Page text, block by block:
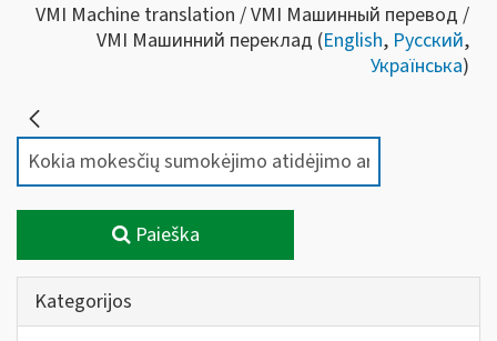
VMI Machine translation / VMI Машинный перевод /
VMI Машинний переклад (English, Русский,
Українська)
Paieška
Kategorijos